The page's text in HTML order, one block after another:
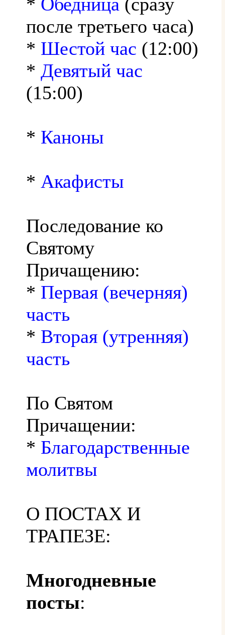
после третьего часа)
* Шестой час (12:00)
* Девятый час
(15:00)
* Каноны
* Акафисты
Последование ко
Святому
Причащению:
* Первая (вечерняя)
часть
* Вторая (утренняя)
часть
По Святом
Причащении:
* Благодарственные
молитвы
О ПОСТАХ И
ТРАПЕЗЕ:
Многодневные
посты: